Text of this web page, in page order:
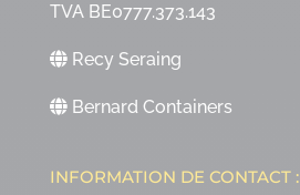
TVA BE0777.373.143
Recy Seraing
Bernard Containers
INFORMATION DE CONTACT :